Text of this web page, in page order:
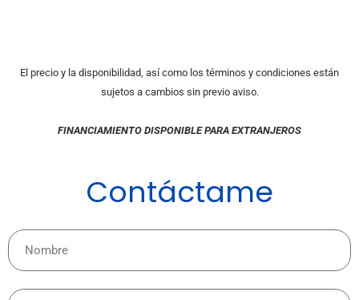
El precio y la disponibilidad, así como los términos y condiciones están
sujetos a cambios sin previo aviso.
FINANCIAMIENTO DISPONIBLE PARA EXTRANJEROS
Contáctame